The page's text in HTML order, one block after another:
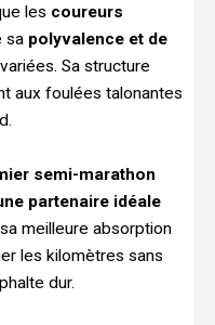
les coureurs
sa polyvalence et de
Sa structure
aux foulées talonantes
semi-marathon
partenaire idéale
meilleure absorption
les kilomètres sans
dur.